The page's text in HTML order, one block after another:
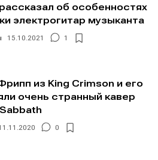
об особенностях
электрогитар музыканта
15.10.2021 1
из King Crimson и его
очень странный кавер
0